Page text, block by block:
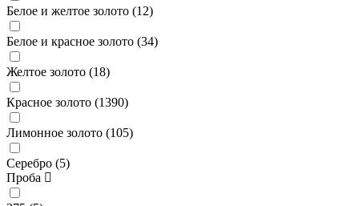
Белое и желтое золото (12)
Белое и красное золото (34)
Желтое золото (18)
Красное золото (1390)
Лимонное золото (105)
Серебро (5)
Проба